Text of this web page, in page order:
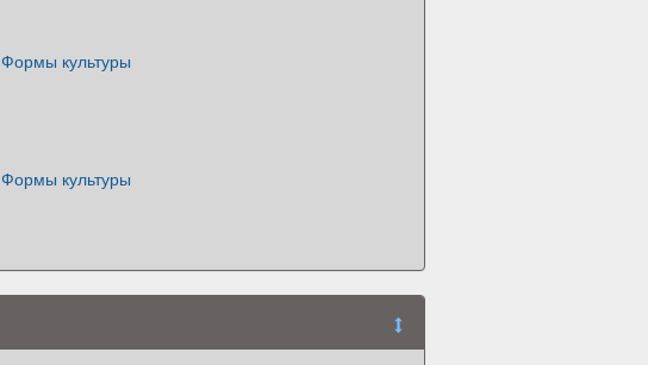
Формы культуры
Формы культуры